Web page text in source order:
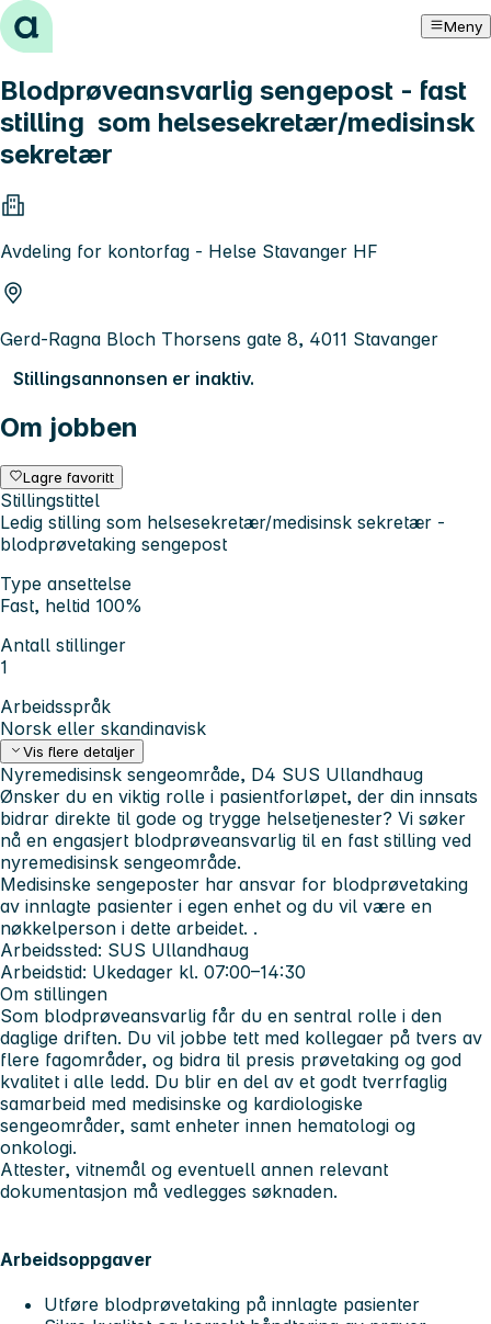
Hopp til innhold Meny
Blodprøveansvarlig sengepost - fast
stilling som helsesekretær/medisinsk
sekretær
Avdeling for kontorfag - Helse Stavanger HF
Gerd-Ragna Bloch Thorsens gate 8, 4011 Stavanger
Stillingsannonsen er inaktiv.
Om jobben
Lagre favoritt
Stillingstittel
Ledig stilling som helsesekretær/medisinsk sekretær -
blodprøvetaking sengepost
Type ansettelse
Fast, heltid 100%
Antall stillinger
1
Arbeidsspråk
Norsk eller skandinavisk
Vis flere detaljer
Nyremedisinsk sengeområde, D4 SUS Ullandhaug
Ønsker du en viktig rolle i pasientforløpet, der din innsats
bidrar direkte til gode og trygge helsetjenester? Vi søker
nå en engasjert blodprøveansvarlig til en fast stilling ved
nyremedisinsk sengeområde.
Medisinske sengeposter har ansvar for blodprøvetaking
av innlagte pasienter i egen enhet og du vil være en
nøkkelperson i dette arbeidet. .
Arbeidssted: SUS Ullandhaug
Arbeidstid: Ukedager kl. 07:00–14:30
Om stillingen
Som blodprøveansvarlig får du en sentral rolle i den
daglige driften. Du vil jobbe tett med kollegaer på tvers av
flere fagområder, og bidra til presis prøvetaking og god
kvalitet i alle ledd. Du blir en del av et godt tverrfaglig
samarbeid med medisinske og kardiologiske
sengeområder, samt enheter innen hematologi og
onkologi.
Attester, vitnemål og eventuell annen relevant
dokumentasjon må vedlegges søknaden.
Arbeidsoppgaver
Utføre blodprøvetaking på innlagte pasienter